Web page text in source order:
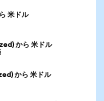
米ドル
から 米ドル
から 米ドル